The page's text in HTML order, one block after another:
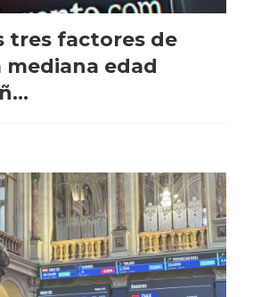
tres factores de
mediana edad